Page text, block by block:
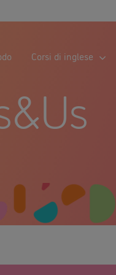
Corsi di inglese